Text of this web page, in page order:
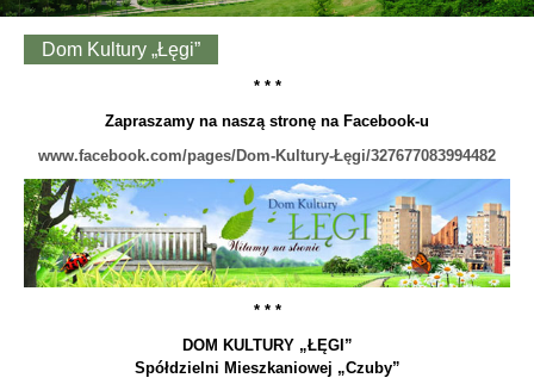
Dom Kultury „Łęgi”
* * *
Zapraszamy na naszą stronę na Facebook-u
www.facebook.com/pages/Dom-Kultury-Łęgi/327677083994482
* * *
DOM KULTURY „ŁĘGI”
Spółdzielni Mieszkaniowej „Czuby”